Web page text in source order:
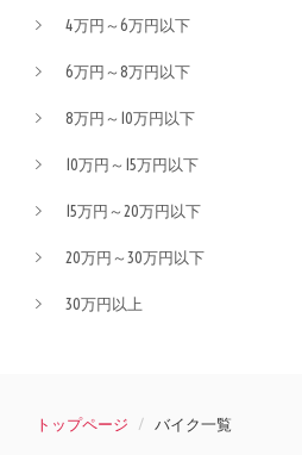
4万円～6万円以下
6万円～8万円以下
8万円～10万円以下
10万円～15万円以下
15万円～20万円以下
20万円～30万円以下
30万円以上
トップページ バイク一覧